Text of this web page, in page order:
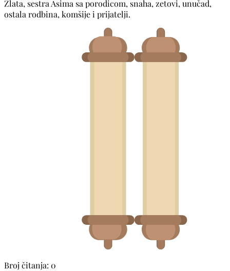
Zlata, sestra Asima sa porodicom, snaha, zetovi, unučad,
ostala rodbina, komšije i prijatelji.
Broj čitanja: 0